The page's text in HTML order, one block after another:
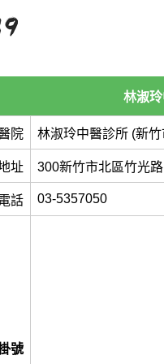
林淑
院 林淑玲中醫診所 (新竹
址 300新竹市北區竹光
話 03-5357050
號